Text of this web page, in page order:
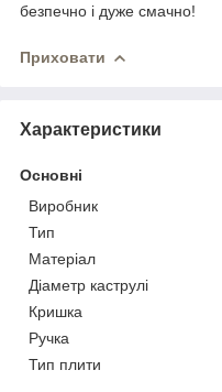
безпечно і дуже смачно!
Приховати
Характеристики
Основні
Виробник
Тип
Матеріал
Діаметр каструлі
Кришка
Ручка
Тип плити